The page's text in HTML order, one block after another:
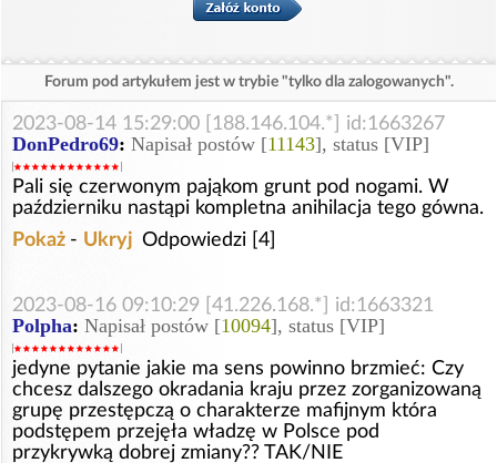
Forum pod artykułem jest w trybie "tylko dla zalogowanych".
2023-08-14 15:29:00 [188.146.104.*] id:1663267
DonPedro69: Napisał postów [11143], status [VIP]
Pali się czerwonym pająkom grunt pod nogami. W
październiku nastąpi kompletna anihilacja tego gówna.
Pokaż - Ukryj Odpowiedzi [4]
2023-08-16 09:10:29 [41.226.168.*] id:1663321
Polpha: Napisał postów [10094], status [VIP]
jedyne pytanie jakie ma sens powinno brzmieć: Czy
chcesz dalszego okradania kraju przez zorganizowaną
grupę przestępczą o charakterze mafijnym która
podstępem przejęła władzę w Polsce pod
przykrywką dobrej zmiany?? TAK/NIE